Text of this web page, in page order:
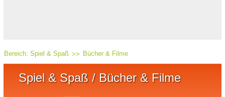
Bereich: Spiel & Spaß Bücher & Filme
Spiel & Spaß / Bücher & Filme